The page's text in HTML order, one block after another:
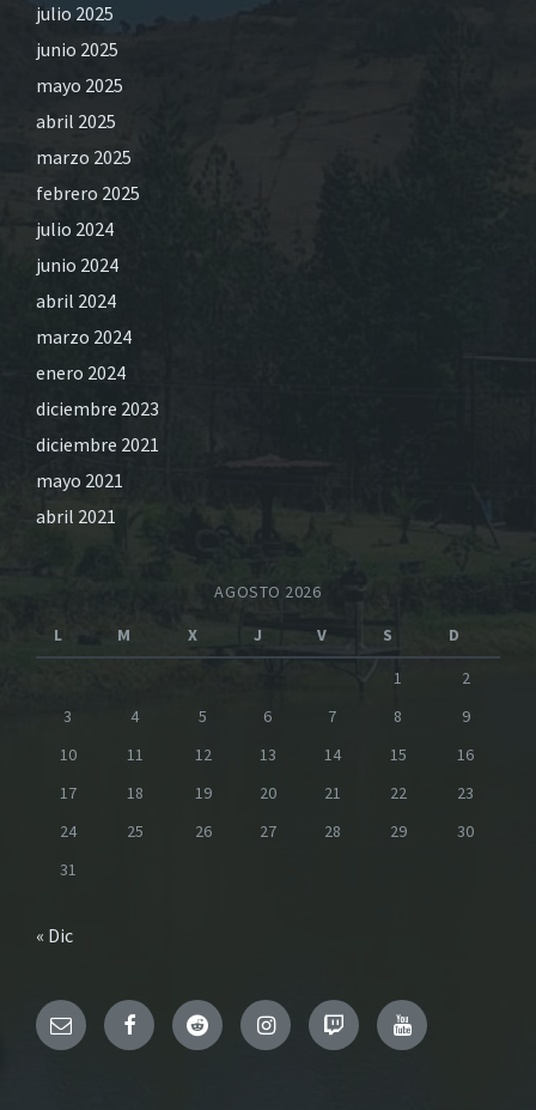
julio 2025
junio 2025
mayo 2025
abril 2025
marzo 2025
febrero 2025
julio 2024
junio 2024
abril 2024
marzo 2024
enero 2024
diciembre 2023
diciembre 2021
mayo 2021
abril 2021
AGOSTO 2026
L
M X J V S
D
1
2
3
4 5 6 7 8
9
10
11 12 13 14 15
16
17
18 19 20 21 22
23
24
25 26 27 28 29
30
31
« Dic
Email FacebookReddit InstagramTwitch YouTube